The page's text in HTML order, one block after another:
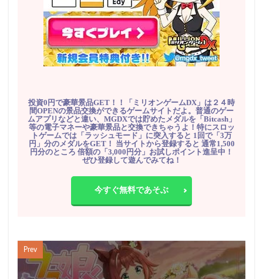
投資0円で豪華景品GET！！「ミリオンゲームDX」は２４時
間OPENの景品交換ができるゲームサイトだよ。普通のゲー
ムアプリなどと違い、MGDXでは貯めたメダルを「Bitcash」
等の電子マネーや豪華景品と交換できちゃうよ！特にスロッ
トゲームでは「ラッシュモード」に突入すると 1回で「3万
円」分のメダルをGET！ 当サイトから登録すると 通常1,500
円分のところ 倍額の「3,000円分」お試しポイント進呈中！
ぜひ登録して遊んでみてね！
今すぐ無料であそぶ
Prev